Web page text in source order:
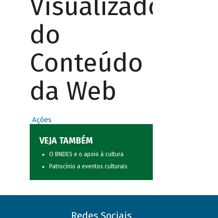
Visualizador
do
Conteúdo
da Web
Ações
VEJA TAMBÉM
O BNDES e o apoio à cultura
Patrocínio a eventos culturais
Redes Sociais